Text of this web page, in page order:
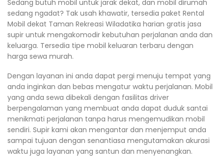
Sedang butuh mobil untuk jarak dekat, dan mobil dirumah
sedang ngadat? Tak usah khawatir, tersedia paket Rental
Mobil dekat Taman Rekreasi Wiladatika harian gratis jasa
supir untuk mengakomodir kebutuhan perjalanan anda dan
keluarga. Tersedia tipe mobil keluaran terbaru dengan
harga sewa murah.
Dengan layanan ini anda dapat pergi menuju tempat yang
anda inginkan dan bebas mengatur waktu perjalanan. Mobil
yang anda sewa dibekali dengan fasilitas driver
berpengalaman yang membuat anda dapat duduk santai
menikmati perjalanan tanpa harus mengemudikan mobil
sendiri. Supir kami akan mengantar dan menjemput anda
sampai tujuan dengan senantiasa mengutamakan akurasi
waktu juga layanan yang santun dan menyenangkan.